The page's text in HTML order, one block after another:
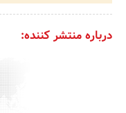
درباره منتشر کننده: